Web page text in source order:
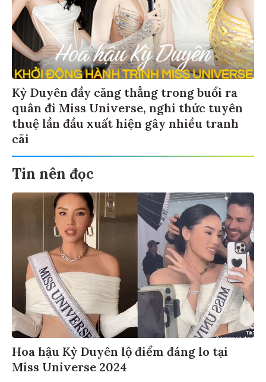
Kỳ Duyên đầy căng thẳng trong buổi ra
quân đi Miss Universe, nghi thức tuyên
thuệ lần đầu xuất hiện gây nhiều tranh
cãi
Tin nên đọc
Hoa hậu Kỳ Duyên lộ điểm đáng lo tại
Miss Universe 2024